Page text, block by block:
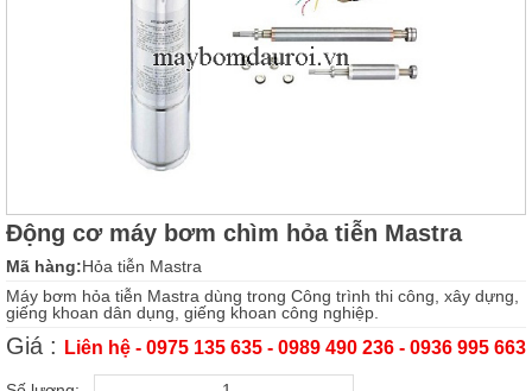
Động cơ máy bơm chìm hỏa tiễn Mastra
Mã hàng:Hỏa tiễn Mastra
Máy bơm hỏa tiễn Mastra dùng trong Công trình thi công, xây dựng,
giếng khoan dân dụng, giếng khoan công nghiệp.
Giá : Liên hệ - 0975 135 635 - 0989 490 236 - 0936 995 663